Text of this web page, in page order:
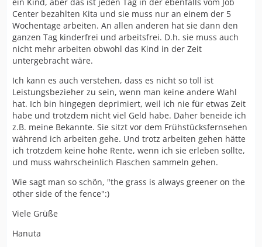
Center bezahlten Kita und sie muss nur an einem der 5
Wochentage arbeiten. An allen anderen hat sie dann den
ganzen Tag kinderfrei und arbeitsfrei. D.h. sie muss auch
nicht mehr arbeiten obwohl das Kind in der Zeit
untergebracht wäre.
Ich kann es auch verstehen, dass es nicht so toll ist
Leistungsbezieher zu sein, wenn man keine andere Wahl
hat. Ich bin hingegen deprimiert, weil ich nie für etwas Zeit
habe und trotzdem nicht viel Geld habe. Daher beneide ich
z.B. meine Bekannte. Sie sitzt vor dem Frühstücksfernsehen
während ich arbeiten gehe. Und trotz arbeiten gehen hätte
ich trotzdem keine hohe Rente, wenn ich sie erleben sollte,
und muss wahrscheinlich Flaschen sammeln gehen.
Wie sagt man so schön, "the grass is always greener on the
other side of the fence":)
Viele Grüße
Hanuta